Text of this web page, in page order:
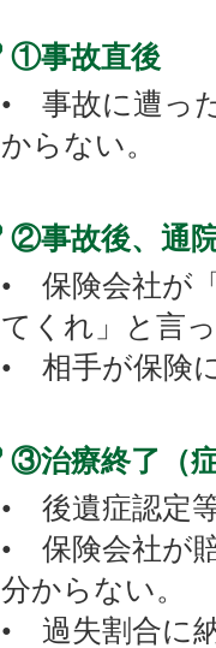
①事故直後
• 事故に遭っ
からない。
②事故後、通
• 保険会社が
てくれ」と言
• 相手が保険
③治療終了（
• 後遺症認定
• 保険会社が
分からない。
• 過失割合に